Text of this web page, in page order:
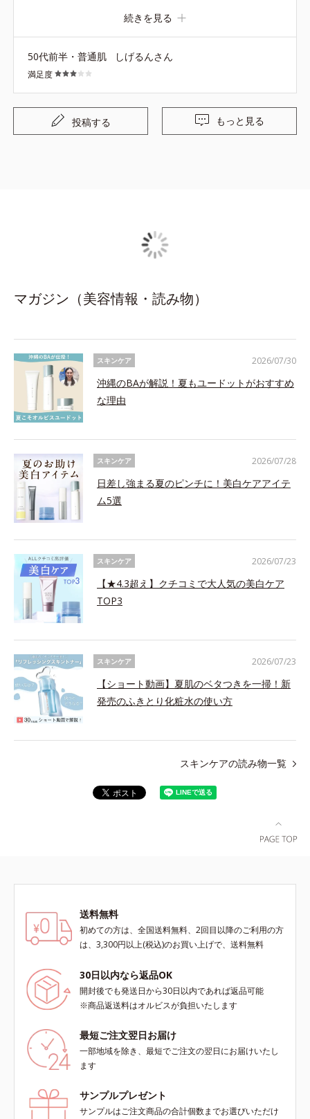
で、年を重ねたこともあり、商品の替え時なのかもしれま
続きを見る
50代前半・普通肌 しげるんさん
満足度
投稿する もっと見る
マガジン（美容情報・読み物）
スキンケア
沖縄のBAが解説！夏もユードットがおすすめ
な理由
2026/07/30
スキンケア
日差し強まる夏のピンチに！美白ケアアイテ
ム5選
2026/07/28
スキンケア
【★4.3超え】クチコミで大人気の美白ケア
TOP3
2026/07/23
スキンケア
【ショート動画】夏肌のベタつきを一掃！新
発売のふきとり化粧水の使い方
2026/07/23
スキンケアの読み物一覧
送料無料
初めての方は、全国送料無料、2回目以降のご利用の方
は、3,300円以上(税込)のお買い上げで、送料無料
30日以内なら返品OK
開封後でも発送日から30日以内であれば返品可能
※商品返送料はオルビスが負担いたします
最短ご注文翌日お届け
一部地域を除き、最短でご注文の翌日にお届けいたし
ます
サンプルプレゼント
サンプルはご注文商品の合計個数までお選びいただけ